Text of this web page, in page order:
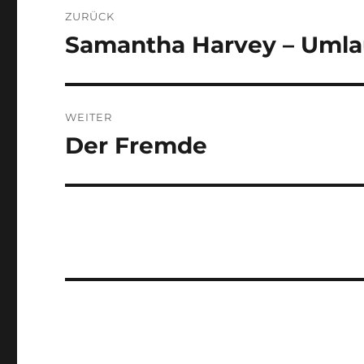
ZURÜCK
Vorheriger
Samantha Harvey –
WEITER
Nächster
Der Fremde